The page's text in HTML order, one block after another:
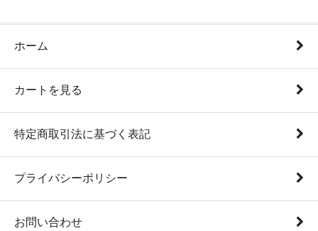
ホーム
カートを見る
特定商取引法に基づく表記
プライバシーポリシー
お問い合わせ